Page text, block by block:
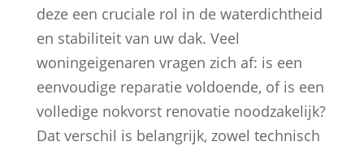
deze een cruciale rol in de waterdichtheid
en stabiliteit van uw dak. Veel
woningeigenaren vragen zich af: is een
eenvoudige reparatie voldoende, of is een
volledige nokvorst renovatie noodzakelijk?
Dat verschil is belangrijk, zowel technisch